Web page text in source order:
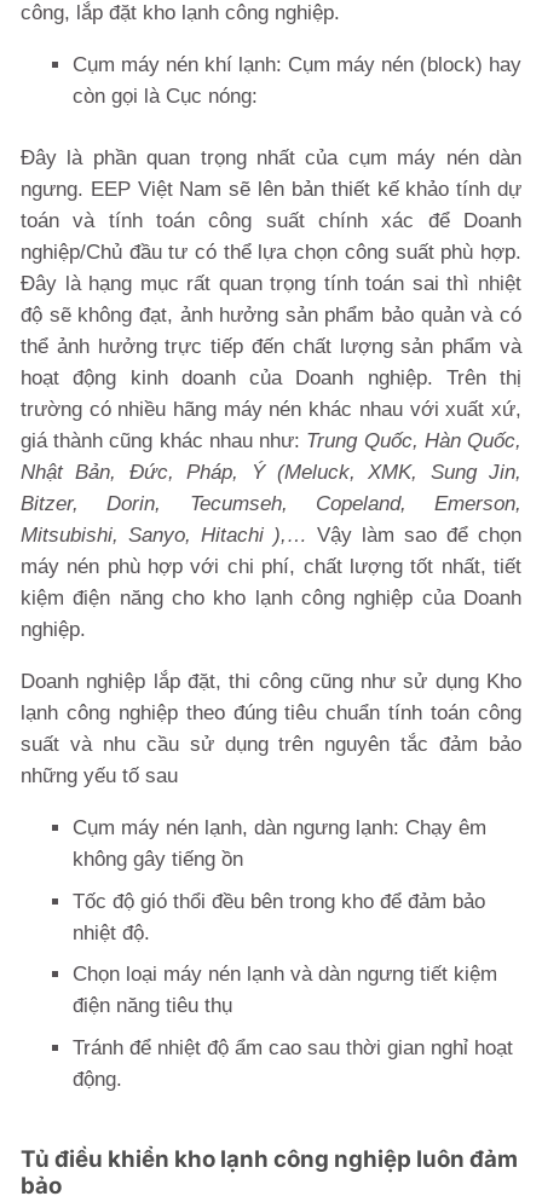
công, lắp đặt kho lạnh công nghiệp.
Cụm máy nén khí lạnh: Cụm máy nén (block) hay
còn gọi là Cục nóng:
Đây là phần quan trọng nhất của cụm máy nén dàn
ngưng. EEP Việt Nam sẽ lên bản thiết kế khảo tính dự
toán và tính toán công suất chính xác để Doanh
nghiệp/Chủ đầu tư có thể lựa chọn công suất phù hợp.
Đây là hạng mục rất quan trọng tính toán sai thì nhiệt
độ sẽ không đạt, ảnh hưởng sản phẩm bảo quản và có
thể ảnh hưởng trực tiếp đến chất lượng sản phẩm và
hoạt động kinh doanh của Doanh nghiệp. Trên thị
trường có nhiều hãng máy nén khác nhau với xuất xứ,
giá thành cũng khác nhau như: Trung Quốc, Hàn Quốc,
Nhật Bản, Đức, Pháp, Ý (Meluck, XMK, Sung Jin,
Bitzer, Dorin, Tecumseh, Copeland, Emerson,
Mitsubishi, Sanyo, Hitachi ),… Vậy làm sao để chọn
máy nén phù hợp với chi phí, chất lượng tốt nhất, tiết
kiệm điện năng cho kho lạnh công nghiệp của Doanh
nghiệp.
Doanh nghiệp lắp đặt, thi công cũng như sử dụng Kho
lạnh công nghiệp theo đúng tiêu chuẩn tính toán công
suất và nhu cầu sử dụng trên nguyên tắc đảm bảo
những yếu tố sau
Cụm máy nén lạnh, dàn ngưng lạnh: Chạy êm
không gây tiếng ồn
Tốc độ gió thổi đều bên trong kho để đảm bảo
nhiệt độ.
Chọn loại máy nén lạnh và dàn ngưng tiết kiệm
điện năng tiêu thụ
Tránh để nhiệt độ ẩm cao sau thời gian nghỉ hoạt
động.
Tủ điều khiển kho lạnh công nghiệp luôn đảm
bảo